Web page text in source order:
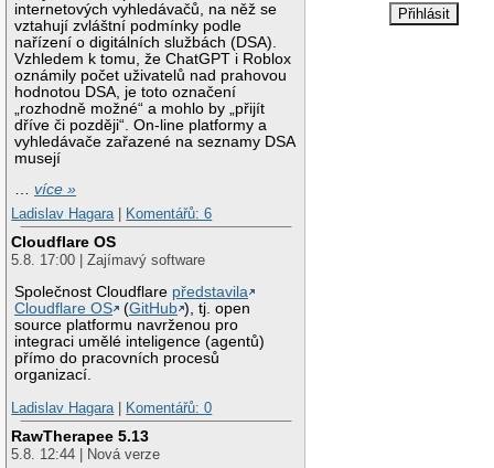
internetových vyhledávačů, na něž se
vztahují zvláštní podmínky podle
nařízení o digitálních službách (DSA).
Vzhledem k tomu, že ChatGPT i Roblox
oznámily počet uživatelů nad prahovou
hodnotou DSA, je toto označení
„rozhodně možné“ a mohlo by „přijít
dříve či později“. On-line platformy a
vyhledávače zařazené na seznamy DSA
musejí
…více »
Ladislav Hagara
Komentářů: 6
Cloudflare OS
5.8. 17:00 | Zajímavý software
Společnost Cloudflare představila
Cloudflare OS
(GitHub ), tj. open
source platformu navrženou pro
integraci umělé inteligence (agentů)
přímo do pracovních procesů
organizací.
Ladislav Hagara
Komentářů: 0
RawTherapee 5.13
5.8. 12:44 | Nová verze